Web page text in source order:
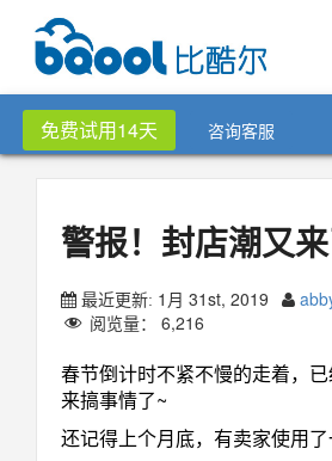
免费试用14天 咨询客服
警报！封店潮又
最近更新: 1月 31st, 2019
阅览量： 6,216
春节倒计时不紧不慢的走着，
来搞事情了~
还记得上个月底，有卖家使用